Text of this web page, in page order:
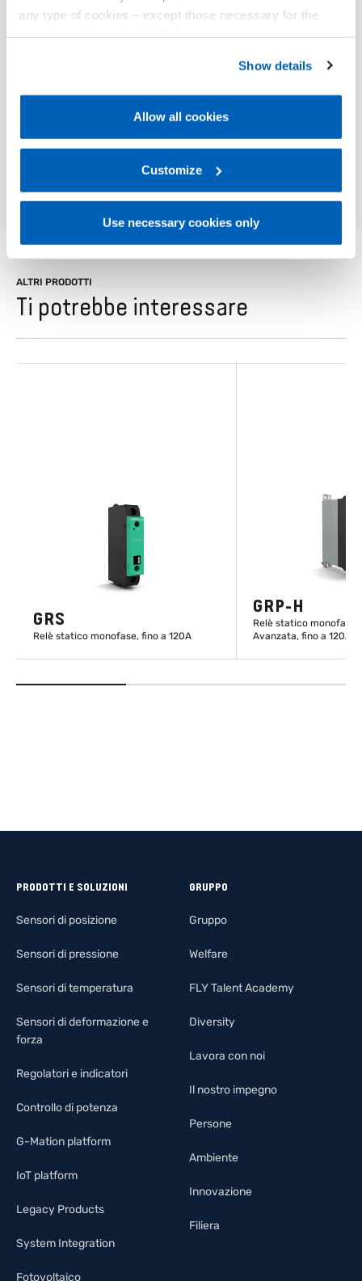
any type of cookies – except those necessary for the
Gefran - Cookie
policy.
regarding processing of personal data, at the following
Gefran - Privacy Policy.
Show details
Allow all cookies
Customize
Use necessary cookies only
Utilizzare il relè con un opportuno dissipatore (vedi
sezione accessori).
01 Descrizione
ALTRI PRODOTTI
Ti potrebbe interessare
GRS
Relè statico monofase, fino a 120A
GRP-H
Relè statico monofase
Avanzata, fino a 120A
PRODOTTI E SOLUZIONI
Sensori di posizione
Sensori di pressione
Sensori di temperatura
Sensori di deformazione e
forza
Regolatori e indicatori
Controllo di potenza
G-Mation platform
IoT platform
Legacy Products
System Integration
Fotovoltaico
GRUPPO
Gruppo
Welfare
FLY Talent Academy
Diversity
Lavora con noi
Il nostro impegno
Persone
Ambiente
Innovazione
Filiera